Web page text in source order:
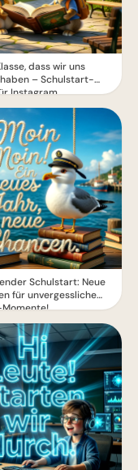
dass wir uns
– Schulstart-
Instagram
Schulstart: Neue
für unvergessliche
Momente!